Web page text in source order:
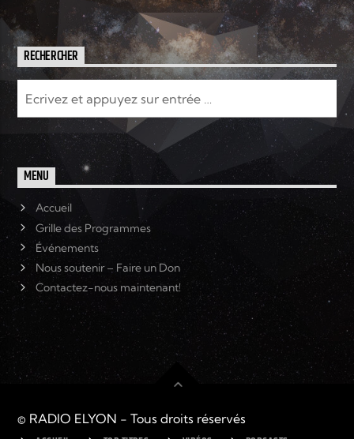
RECHERCHER
MENU
Accueil
Grille des Programmes
Événements
Nous soutenir – Faire un Don
Contactez-nous maintenant!
© RADIO ELYON - Tous droits réservés